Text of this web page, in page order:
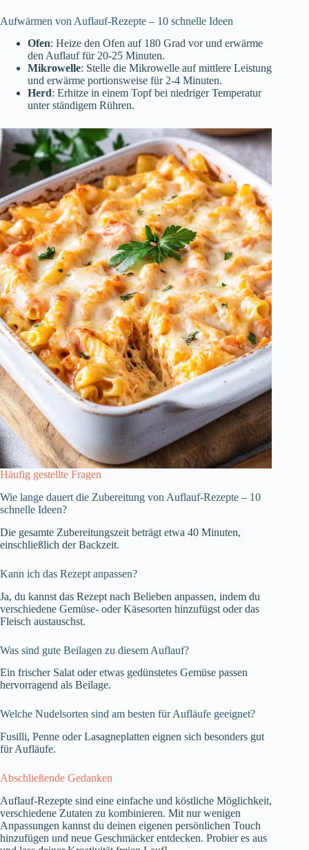
Aufwärmen von Auflauf-Rezepte – 10 schnelle Ideen
Ofen: Heize den Ofen auf 180 Grad vor und erwärme
den Auflauf für 20-25 Minuten.
Mikrowelle: Stelle die Mikrowelle auf mittlere Leistung
und erwärme portionsweise für 2-4 Minuten.
Herd: Erhitze in einem Topf bei niedriger Temperatur
unter ständigem Rühren.
Häufig gestellte Fragen
Wie lange dauert die Zubereitung von Auflauf-Rezepte – 10
schnelle Ideen?
Die gesamte Zubereitungszeit beträgt etwa 40 Minuten,
einschließlich der Backzeit.
Kann ich das Rezept anpassen?
Ja, du kannst das Rezept nach Belieben anpassen, indem du
verschiedene Gemüse- oder Käsesorten hinzufügst oder das
Fleisch austauschst.
Was sind gute Beilagen zu diesem Auflauf?
Ein frischer Salat oder etwas gedünstetes Gemüse passen
hervorragend als Beilage.
Welche Nudelsorten sind am besten für Aufläufe geeignet?
Fusilli, Penne oder Lasagneplatten eignen sich besonders gut
für Aufläufe.
Abschließende Gedanken
Auflauf-Rezepte sind eine einfache und köstliche Möglichkeit,
verschiedene Zutaten zu kombinieren. Mit nur wenigen
Anpassungen kannst du deinen eigenen persönlichen Touch
hinzufügen und neue Geschmäcker entdecken. Probier es aus